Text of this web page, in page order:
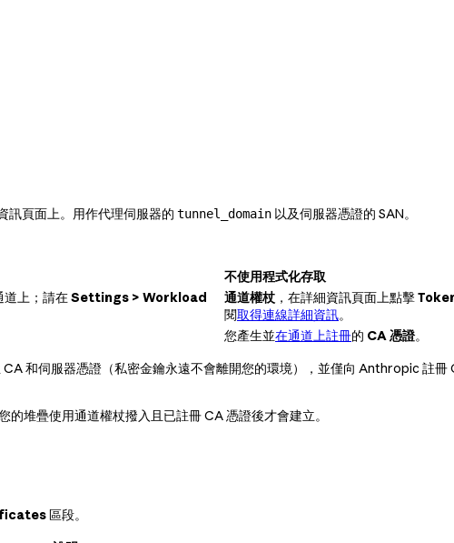
訊頁面上。用作代理伺服器的 tunnel_domain 以及伺服器憑證的 SAN。
不使用程式化存取
道上；請在Settings > Workload
通道權杖 ，在詳細資訊頁面上點擊
閱取得連線詳細資訊。
您產生並在通道上註冊的 CA 憑證。
和伺服器憑證（私密金鑰永遠不會離開您的環境），並僅向 Anthropic 註
堆疊使用通道權杖撥入且已註冊 CA 憑證後才會建立。
區段。